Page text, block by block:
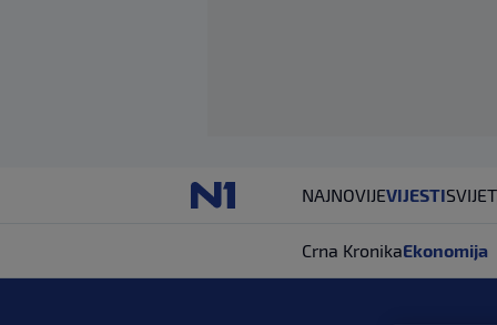
NAJNOVIJEVIJESTISVIJET
Crna KronikaEkonomija